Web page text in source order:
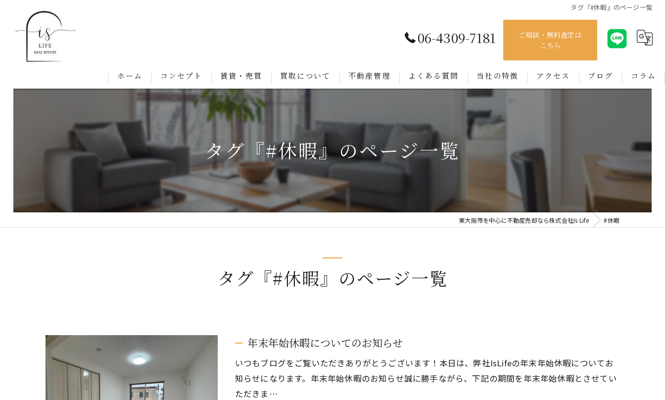
タグ『#休暇』のページ一覧
06-4309-7181
ご相談・無料査定は
こちら
ホーム コンセプト 賃貸・売買 買取について 不動産管理 よくある質問 当社の特徴
売買
アクセス ブログ コラム
タグ『#休暇』のページ一覧
東大阪市を中心に不動産売却なら株式会社Is Life #休暇
タグ『#休暇』のページ一覧
年末年始休暇についてのお知らせ
いつもブログをご覧いただきありがとうございます！本日は、弊社IsLifeの年末年始休暇についてお
知らせになります。年末年始休暇のお知らせ誠に勝手ながら、下記の期間を年末年始休暇とさせてい
ただきま…